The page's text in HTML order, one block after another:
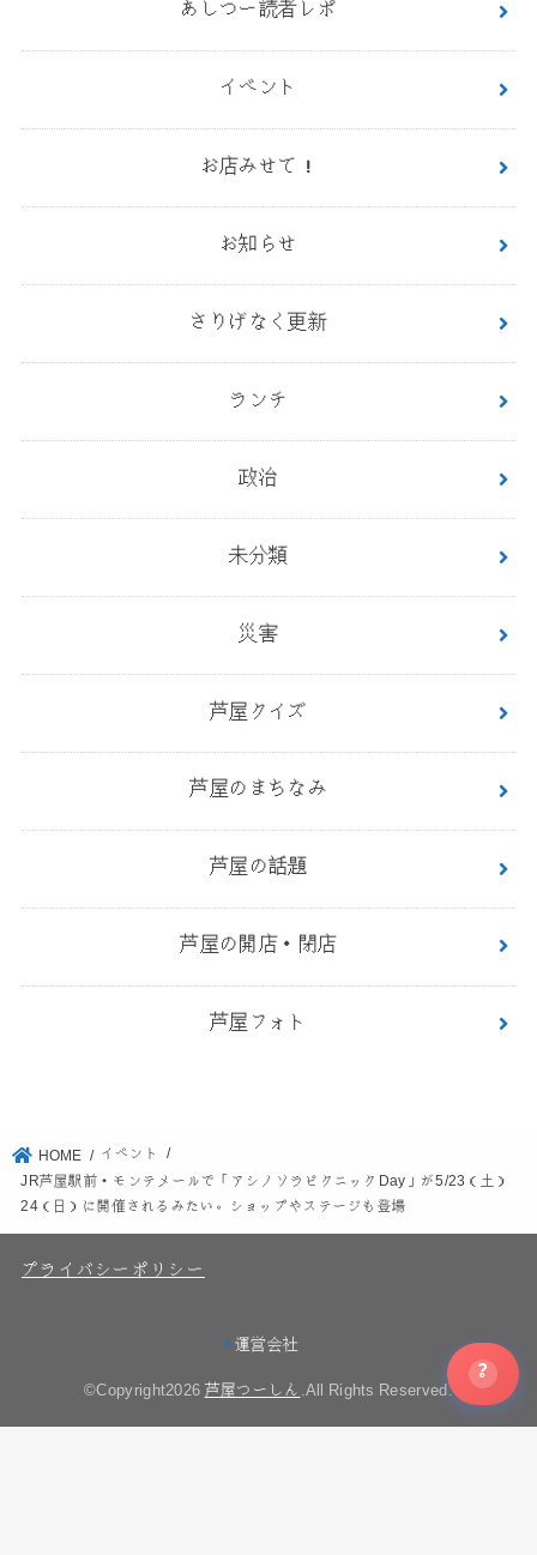
あしつー読者レポ
イベント
お店みせて！
お知らせ
さりげなく更新
ランチ
政治
未分類
災害
芦屋クイズ
芦屋のまちなみ
芦屋の話題
芦屋の開店・閉店
芦屋フォト
HOME
イベント
JR芦屋駅前・モンテメールで「アシノソラピクニックDay」が5/23（土）
24（日）に開催されるみたい。ショップやステージも登場
プライバシーポリシー
運営会社
©Copyright2026芦屋つーしん.All Rights Reserved. ?